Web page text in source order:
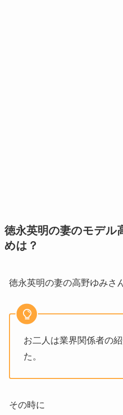
徳永英明の妻のモデル
めは？
徳永英明の妻の高野ゆみさ
お二人は業界関係者の
た。
その時に